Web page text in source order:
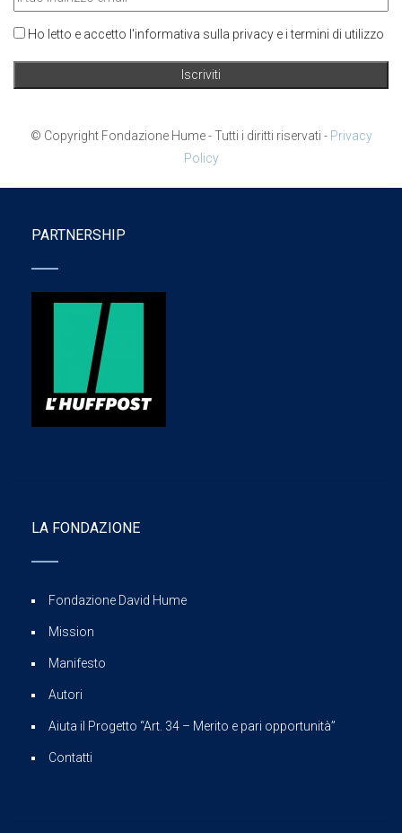
Ho letto e accetto l'informativa sulla privacy e i termini di utilizzo
© Copyright Fondazione Hume - Tutti i diritti riservati - Privacy
Policy
PARTNERSHIP
LA FONDAZIONE
Fondazione David Hume
Mission
Manifesto
Autori
Aiuta il Progetto “Art. 34 – Merito e pari opportunità”
Contatti